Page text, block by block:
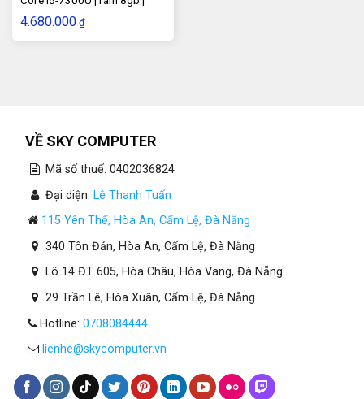
Sdd 256Gb | Màn 14″
4.680.000 ₫
VỀ SKY COMPUTER
Mã số thuế: 0402036824
Đại diện: Lê Thanh Tuấn
115 Yên Thế, Hòa An, Cẩm Lệ, Đà Nẵng
340 Tôn Đản, Hòa An, Cẩm Lệ, Đà Nẵng
Lô 14 ĐT 605, Hòa Châu, Hòa Vang, Đà Nẵng
29 Trần Lê, Hòa Xuân, Cẩm Lệ, Đà Nẵng
Hotline: 0708084444
lienhe@skycomputer.vn